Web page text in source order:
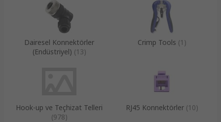
Dairesel Konnektörler
(Endüstriyel) (13)
Crimp Tools (1 )
Hook-up ve Teçhizat Telleri
(978)
RJ45 Konnektörler (10)